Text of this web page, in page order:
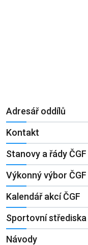
Adresář oddílů
Kontakt
Stanovy a řády ČGF
Výkonný výbor ČGF
Kalendář akcí ČGF
Sportovní střediska
Návody